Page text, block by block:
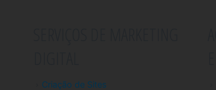
Criação de Sites